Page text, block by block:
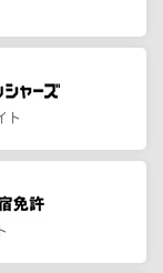
ト